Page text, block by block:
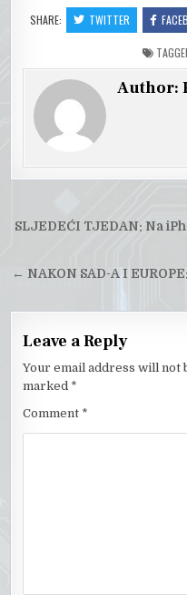
SHARE: TWITTER
Author:
Post
SLJEDEĆI TJEDAN: Na
← NAKON SAD-A I
Leave a Reply
Your email address will not
marked *
Comment *